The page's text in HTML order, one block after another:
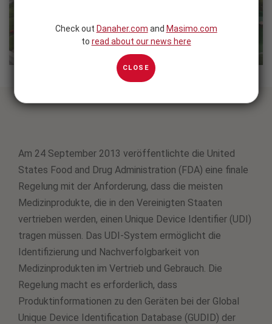
Am 24 September 2013 veröffentlichte die United
States Food and Drug Administration (FDA) eine finale
Regelung mit der Anforderung, dass die meisten
Medizinprodukte, die in den Vereinigten Staaten
vertrieben werden, einen Unique Device Identifier (UDI)
tragen müssen. Das UDI-System ermöglicht die
Identifizierung und Nachverfolgbarkeit von
Medizinprodukten im Vertrieb und Gebrauch. Die
Regelung macht es erforderlich, dass
Produktinformationen zu den Geräten bei der Global
Unique Device Identification Database (GUDID) der
Check out Danaher.com and Masimo.com
to read about our news here
CLOSE